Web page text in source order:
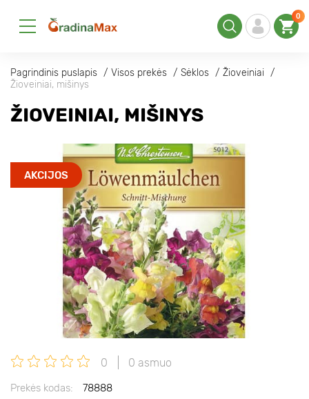
0
Pagrindinis puslapis Visos prekės Sėklos
Žioveiniai
Žioveiniai, mišinys
ŽIOVEINIAI, MIŠINYS
AKCIJOS
0 0 asmuo
Prekės kodas:
78888